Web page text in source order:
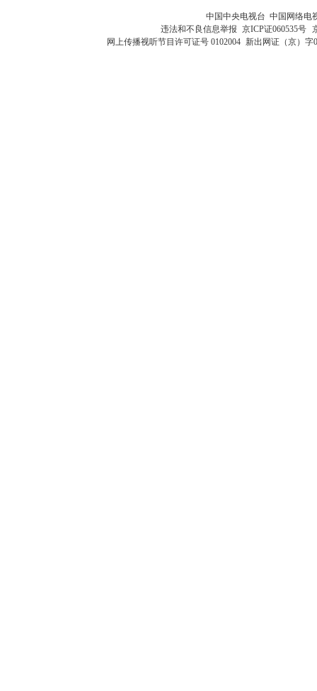
中国中央电视台 中国网络电
违法和不良信息举报 京ICP证060535号
网上传播视听节目许可证号 0102004 新出网证（京）